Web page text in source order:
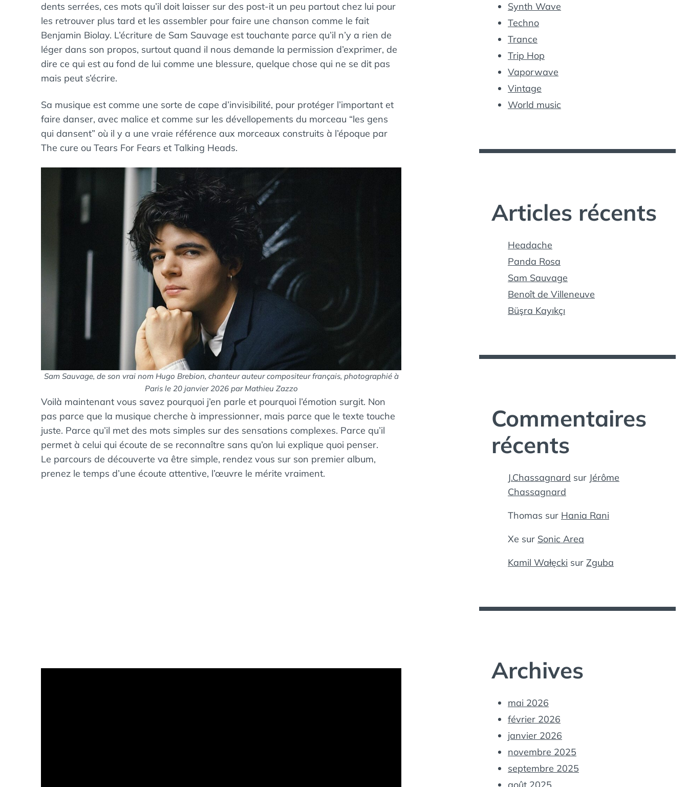
dents serrées, ces mots qu’il doit laisser sur des post-it un peu partout chez lui pour
les retrouver plus tard et les assembler pour faire une chanson comme le fait
Benjamin Biolay. L’écriture de Sam Sauvage est touchante parce qu’il n’y a rien de
léger dans son propos, surtout quand il nous demande la permission d’exprimer, de
dire ce qui est au fond de lui comme une blessure, quelque chose qui ne se dit pas
mais peut s’écrire.
Sa musique est comme une sorte de cape d’invisibilité, pour protéger l’important et
faire danser, avec malice et comme sur les dévellopements du morceau “les gens
qui dansent” où il y a une vraie référence aux morceaux construits à l’époque par
The cure ou Tears For Fears et Talking Heads.
Sam Sauvage, de son vrai nom Hugo Brebion, chanteur auteur compositeur français, photographié à
Paris le 20 janvier 2026 par Mathieu Zazzo
Voilà maintenant vous savez pourquoi j’en parle et pourquoi l’émotion surgit. Non
pas parce que la musique cherche à impressionner, mais parce que le texte touche
juste. Parce qu’il met des mots simples sur des sensations complexes. Parce qu’il
permet à celui qui écoute de se reconnaître sans qu’on lui explique quoi penser.
Le parcours de découverte va être simple, rendez vous sur son premier album,
prenez le temps d’une écoute attentive, l’œuvre le mérite vraiment.
Synth Wave
Techno
Trance
Trip Hop
Vaporwave
Vintage
World music
Articles récents
Headache
Panda Rosa
Sam Sauvage
Benoît de Villeneuve
Büşra Kayıkçı
Commentaires
récents
J.Chassagnard sur Jérôme
Chassagnard
Thomas sur Hania Rani
Xe sur Sonic Area
Kamil Wałęcki sur Zguba
Archives
mai 2026
février 2026
janvier 2026
novembre 2025
septembre 2025